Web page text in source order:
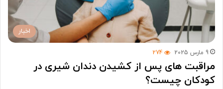
اخبار
9 مارس 2025 274
مراقبت های پس از کشیدن دندان شیری در
کودکان چیست؟